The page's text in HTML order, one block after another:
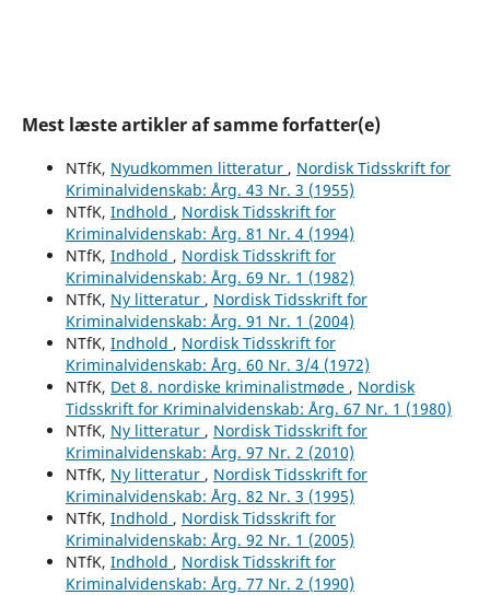
Mest læste artikler af samme forfatter(e)
NTfK, Nyudkommen litteratur , Nordisk Tidsskrift for
Kriminalvidenskab: Årg. 43 Nr. 3 (1955)
NTfK, Indhold , Nordisk Tidsskrift for
Kriminalvidenskab: Årg. 81 Nr. 4 (1994)
NTfK, Indhold , Nordisk Tidsskrift for
Kriminalvidenskab: Årg. 69 Nr. 1 (1982)
NTfK, Ny litteratur , Nordisk Tidsskrift for
Kriminalvidenskab: Årg. 91 Nr. 1 (2004)
NTfK, Indhold , Nordisk Tidsskrift for
Kriminalvidenskab: Årg. 60 Nr. 3/4 (1972)
NTfK, Det 8. nordiske kriminalistmøde , Nordisk
Tidsskrift for Kriminalvidenskab: Årg. 67 Nr. 1 (1980)
NTfK, Ny litteratur , Nordisk Tidsskrift for
Kriminalvidenskab: Årg. 97 Nr. 2 (2010)
NTfK, Ny litteratur , Nordisk Tidsskrift for
Kriminalvidenskab: Årg. 82 Nr. 3 (1995)
NTfK, Indhold , Nordisk Tidsskrift for
Kriminalvidenskab: Årg. 92 Nr. 1 (2005)
NTfK, Indhold , Nordisk Tidsskrift for
Kriminalvidenskab: Årg. 77 Nr. 2 (1990)